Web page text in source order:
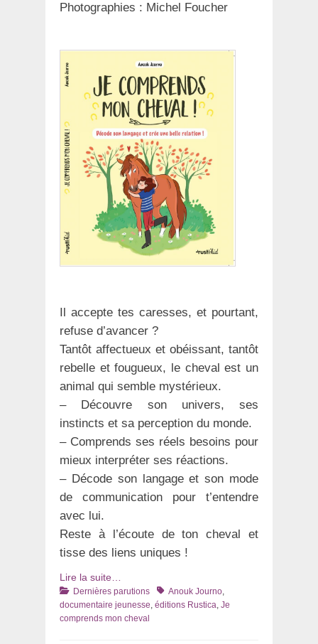
Photographies : Michel Foucher
Il accepte tes caresses, et pourtant,
refuse d’avancer ?
Tantôt affectueux et obéissant, tantôt
rebelle et fougueux, le cheval est un
animal qui semble mystérieux.
– Découvre son univers, ses
instincts et sa perception du monde.
– Comprends ses réels besoins pour
mieux interpréter ses réactions.
– Décode son langage et son mode
de communication pour t’entendre
avec lui.
Reste à l’écoute de ton cheval et
tisse des liens uniques !
Lire la suite…
Catégories
Dernières parutions TagsAnouk Journo,
documentaire jeunesse, éditions Rustica, Je
comprends mon cheval